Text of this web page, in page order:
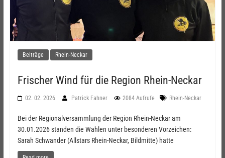
Beiträge Rhein-Neckar
Frischer Wind für die Region Rhein-Neckar
02. 02. 2026 Patrick Fahner 2084 Aufrufe Rhein-Neckar
Bei der Regionalversammlung der Region Rhein-Neckar am
30.01.2026 standen die Wahlen unter besonderen Vorzeichen:
Sarah Schwander (Allstars Rhein-Neckar, Bildmitte) hatte